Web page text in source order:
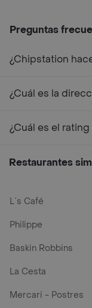
Preguntas
¿Chipstation
¿Cuál es la
¿Cuál es el
Restaurantes
L´s Café
Philippe
Baskin Robbins
La Cesta
Mercari - Postres